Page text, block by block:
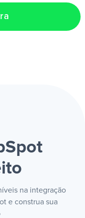
na integração
e construa sua